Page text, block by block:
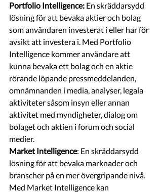
Portfolio Intelligence: En skräddarsydd
lösning för att bevaka aktier och bolag
som användaren investerat i eller har för
avsikt att investera i. Med Portfolio
Intelligence kommer användare att
kunna bevaka ett bolag och en aktie
rörande löpande pressmeddelanden,
omnämnanden i media, analyser, legala
aktiviteter såsom insyn eller annan
aktivitet med myndigheter, dialog om
bolaget och aktien i forum och social
medier.
Market Intelligence: En skräddarsydd
lösning för att bevaka marknader och
branscher på en mer övergripande nivå.
Med Market Intelligence kan